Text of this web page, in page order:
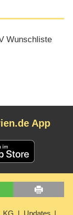
Wunschliste
App